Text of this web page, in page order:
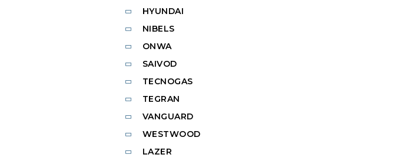
HYUNDAI
NIBELS
ONWA
SAIVOD
TECNOGAS
TEGRAN
VANGUARD
WESTWOOD
LAZER